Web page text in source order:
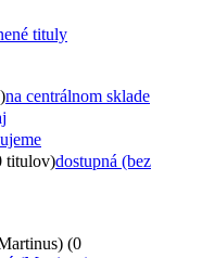
tituly
na centrálnom sklade
titulov)dostupná (bez
(0